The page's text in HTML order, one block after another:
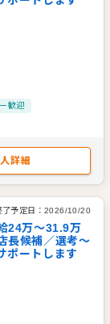
歓迎
詳細
予定日： 2026/10/20
24万〜31.9万
長候補／選考～
ポートします